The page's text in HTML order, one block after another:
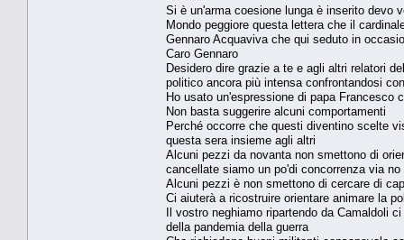
Si è un'arma coesione lunga è inserito devo
Mondo peggiore questa lettera che il
Gennaro Acquaviva che qui seduto in
Caro Gennaro
Desidero dire grazie a te e agli altri relatori
politico ancora più intensa confrontandosi
Ho usato un'espressione di papa Francesco
Non basta suggerire alcuni comportamenti
Perché occorre che questi diventino scelte
questa sera insieme agli altri
Alcuni pezzi da novanta non smettono di
cancellate siamo un po'di concorrenza via no
Alcuni pezzi è non smettono di cercare di
Ci aiuterà a ricostruire orientare animare la
Il vostro neghiamo ripartendo da Camaldoli
della pandemia della guerra